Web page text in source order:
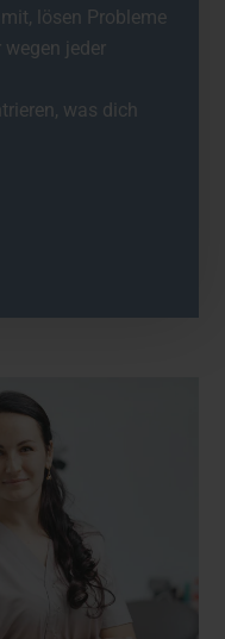
lösen Probleme
jeder
was dich